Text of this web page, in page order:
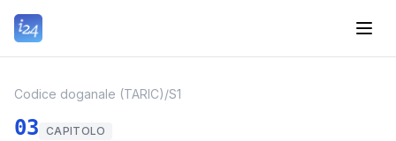
Codice doganale (TARIC)/S1
03 CAPITOLO